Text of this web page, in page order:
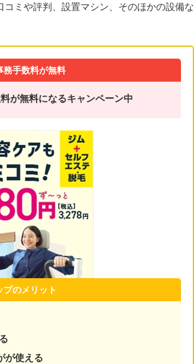
ミや評判、設置マシン、そのほかの設備な
務手数料が無料
が無料になるキャンペーン中
のメリット
が使える